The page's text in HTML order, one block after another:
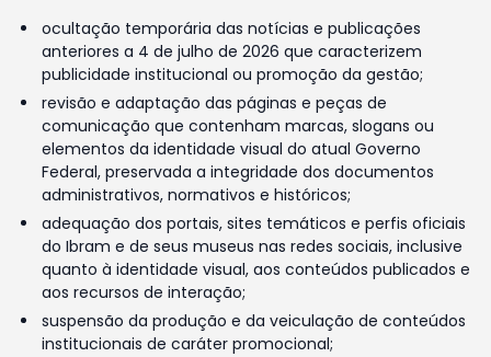
ocultação temporária das notícias e publicações
anteriores a 4 de julho de 2026 que caracterizem
publicidade institucional ou promoção da gestão;
revisão e adaptação das páginas e peças de
comunicação que contenham marcas, slogans ou
elementos da identidade visual do atual Governo
Federal, preservada a integridade dos documentos
administrativos, normativos e históricos;
adequação dos portais, sites temáticos e perfis oficiais
do Ibram e de seus museus nas redes sociais, inclusive
quanto à identidade visual, aos conteúdos publicados e
aos recursos de interação;
suspensão da produção e da veiculação de conteúdos
institucionais de caráter promocional;